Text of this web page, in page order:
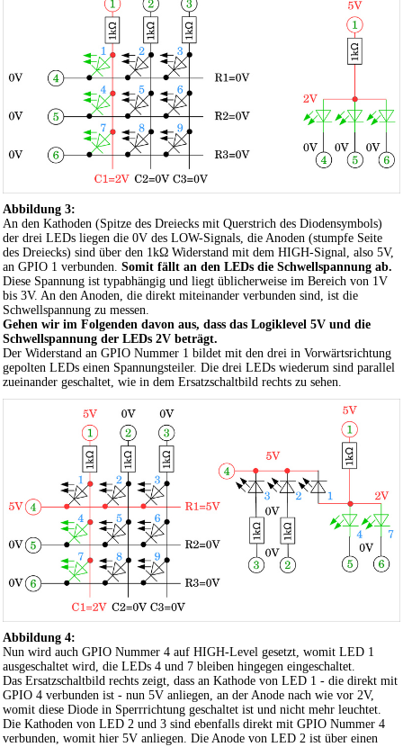
Abbildung 3:
An den Kathoden (Spitze des Dreiecks mit Querstrich des Diodensymbols)
der drei LEDs liegen die 0V des LOW-Signals, die Anoden (stumpfe Seite
des Dreiecks) sind über den 1kΩ Widerstand mit dem HIGH-Signal, also 5V,
an GPIO 1 verbunden. Somit fällt an den LEDs die Schwellspannung ab.
Diese Spannung ist typabhängig und liegt üblicherweise im Bereich von 1V
bis 3V. An den Anoden, die direkt miteinander verbunden sind, ist die
Schwellspannung zu messen.
Gehen wir im Folgenden davon aus, dass das Logiklevel 5V und die
Schwellspannung der LEDs 2V beträgt.
Der Widerstand an GPIO Nummer 1 bildet mit den drei in Vorwärtsrichtung
gepolten LEDs einen Spannungsteiler. Die drei LEDs wiederum sind parallel
zueinander geschaltet, wie in dem Ersatzschaltbild rechts zu sehen.
Abbildung 4:
Nun wird auch GPIO Nummer 4 auf HIGH-Level gesetzt, womit LED 1
ausgeschaltet wird, die LEDs 4 und 7 bleiben hingegen eingeschaltet.
Das Ersatzschaltbild rechts zeigt, dass an Kathode von LED 1 - die direkt mit
GPIO 4 verbunden ist - nun 5V anliegen, an der Anode nach wie vor 2V,
womit diese Diode in Sperrrichtung geschaltet ist und nicht mehr leuchtet.
Die Kathoden von LED 2 und 3 sind ebenfalls direkt mit GPIO Nummer 4
verbunden, womit hier 5V anliegen. Die Anode von LED 2 ist über einen